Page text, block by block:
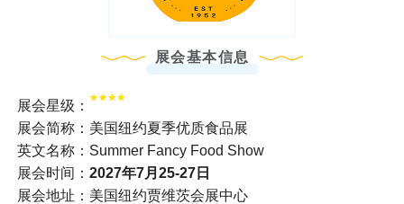
展会基本信息
展会星级：
展会简称：美国纽约夏季优质食品展
英文名称：Summer Fancy Food Show
展会时间： 2027年7月25-27日
展会地址：美国纽约贾维茨会展中心